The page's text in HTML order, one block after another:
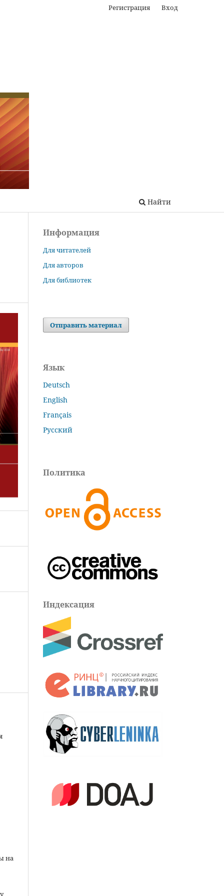
Найти
Регистрация Вход
на
Информация
Для читателей
Для авторов
Для библиотек
Отправить материал
Язык
Deutsch
English
Français
Русский
Политика
Индексация